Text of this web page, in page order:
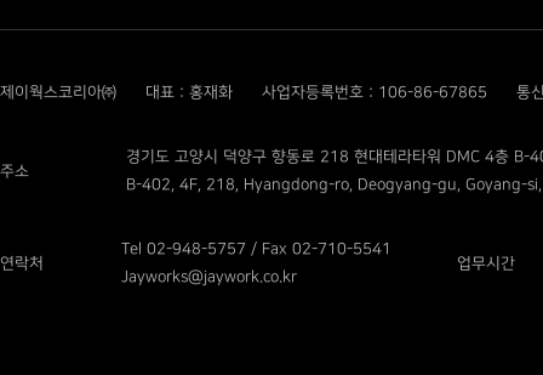
제이웍스코리아㈜ 대표 : 홍재화 사업자등록번호 : 106-86-67865 통
주소
경기도 고양시 덕양구 향동로 218 현대테라타워 DMC 4층 B-
B-402, 4F, 218, Hyangdong-ro, Deogyang-gu, Goyang-
연락처
Tel 02-948-5757 / Fax 02-710-5541
Jayworks@jaywork.co.kr
업무시간